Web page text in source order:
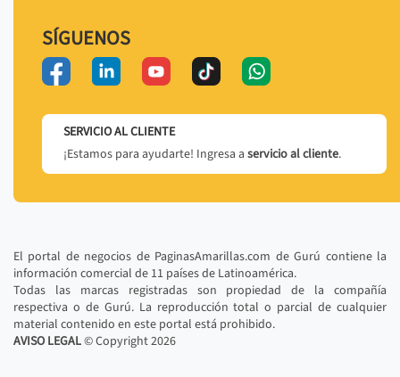
SÍGUENOS
SERVICIO AL CLIENTE
¡Estamos para ayudarte! Ingresa a servicio al cliente.
El portal de negocios de PaginasAmarillas.com de Gurú contiene la
información comercial de 11 países de Latinoamérica.
Todas las marcas registradas son propiedad de la compañía
respectiva o de Gurú. La reproducción total o parcial de cualquier
material contenido en este portal está prohibido.
AVISO LEGAL© Copyright2026